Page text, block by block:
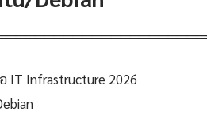
IT Infrastructure 2026